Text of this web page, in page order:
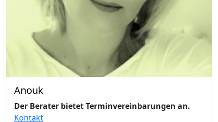
Anouk
Der Berater bietet Terminvereinbarungen an.
Kontakt